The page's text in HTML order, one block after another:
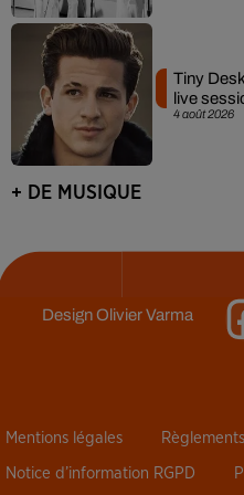
4 août 2026
Tiny
live
+ DE MUSIQUE
DesignOlivier Varma
Mentions légales
Notice d’information RGPD